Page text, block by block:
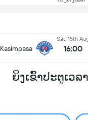
Kasimpasa
Sat, 15th
16:00
ຍິງເຂົ້າປະຕູເວລ